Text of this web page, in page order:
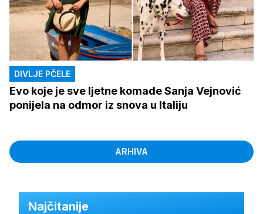
DIVLJE PČELE
Evo koje je sve ljetne komade Sanja Vejnović
ponijela na odmor iz snova u Italiju
ARHIVA
Najčitanije